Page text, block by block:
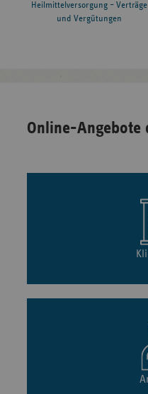
Heilmittelversorgung – Verträge
und Vergütungen
Online-Angebote